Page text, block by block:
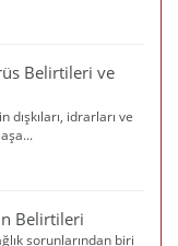
Belirtileri ve
idrarları ve
Belirtileri
sorunlarından biri